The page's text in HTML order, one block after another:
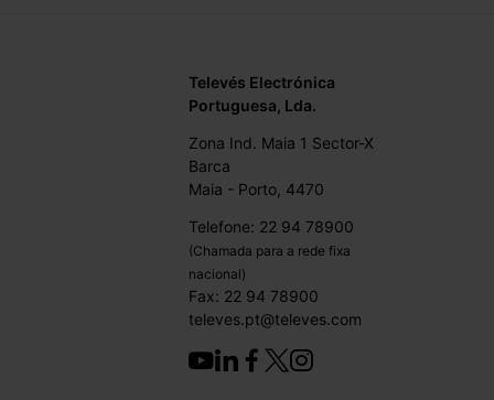
Televés Electrónica
Portuguesa, Lda.
Zona Ind. Maia 1 Sector-X
Barca
Maia - Porto, 4470
Telefone: 22 94 78900
(Chamada para a rede fixa
nacional)
Fax: 22 94 78900
televes.pt@televes.com